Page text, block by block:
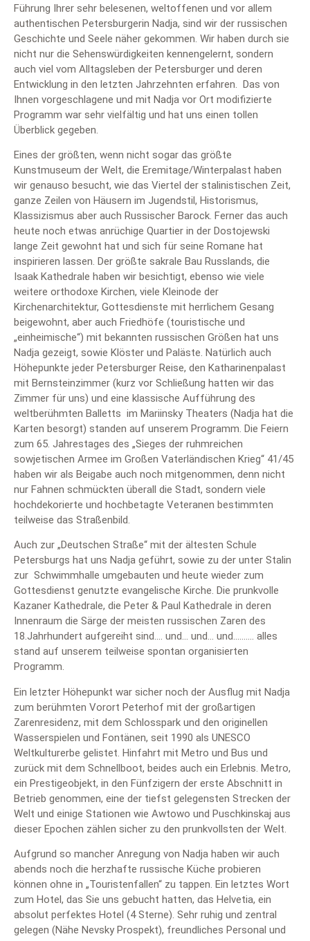
Führung Ihrer sehr belesenen, weltoffenen und vor allem
authentischen Petersburgerin Nadja, sind wir der russischen
Geschichte und Seele näher gekommen. Wir haben durch sie
nicht nur die Sehenswürdigkeiten kennengelernt, sondern
auch viel vom Alltagsleben der Petersburger und deren
Entwicklung in den letzten Jahrzehnten erfahren. Das von
Ihnen vorgeschlagene und mit Nadja vor Ort modifizierte
Programm war sehr vielfältig und hat uns einen tollen
Überblick gegeben.
Eines der größten, wenn nicht sogar das größte
Kunstmuseum der Welt, die Eremitage/Winterpalast haben
wir genauso besucht, wie das Viertel der stalinistischen Zeit,
ganze Zeilen von Häusern im Jugendstil, Historismus,
Klassizismus aber auch Russischer Barock. Ferner das auch
heute noch etwas anrüchige Quartier in der Dostojewski
lange Zeit gewohnt hat und sich für seine Romane hat
inspirieren lassen. Der größte sakrale Bau Russlands, die
Isaak Kathedrale haben wir besichtigt, ebenso wie viele
weitere orthodoxe Kirchen, viele Kleinode der
Kirchenarchitektur, Gottesdienste mit herrlichem Gesang
beigewohnt, aber auch Friedhöfe (touristische und
„einheimische“) mit bekannten russischen Größen hat uns
Nadja gezeigt, sowie Klöster und Paläste. Natürlich auch
Höhepunkte jeder Petersburger Reise, den Katharinenpalast
mit Bernsteinzimmer (kurz vor Schließung hatten wir das
Zimmer für uns) und eine klassische Aufführung des
weltberühmten Balletts im Mariinsky Theaters (Nadja hat die
Karten besorgt) standen auf unserem Programm. Die Feiern
zum 65. Jahrestages des „Sieges der ruhmreichen
sowjetischen Armee im Großen Vaterländischen Krieg“ 41/45
haben wir als Beigabe auch noch mitgenommen, denn nicht
nur Fahnen schmückten überall die Stadt, sondern viele
hochdekorierte und hochbetagte Veteranen bestimmten
teilweise das Straßenbild.
Auch zur „Deutschen Straße“ mit der ältesten Schule
Petersburgs hat uns Nadja geführt, sowie zu der unter Stalin
zur Schwimmhalle umgebauten und heute wieder zum
Gottesdienst genutzte evangelische Kirche. Die prunkvolle
Kazaner Kathedrale, die Peter & Paul Kathedrale in deren
Innenraum die Särge der meisten russischen Zaren des
18.Jahrhundert aufgereiht sind…. und… und… und………. alles
stand auf unserem teilweise spontan organisierten
Programm.
Ein letzter Höhepunkt war sicher noch der Ausflug mit Nadja
zum berühmten Vorort Peterhof mit der großartigen
Zarenresidenz, mit dem Schlosspark und den originellen
Wasserspielen und Fontänen, seit 1990 als UNESCO
Weltkulturerbe gelistet. Hinfahrt mit Metro und Bus und
zurück mit dem Schnellboot, beides auch ein Erlebnis. Metro,
ein Prestigeobjekt, in den Fünfzigern der erste Abschnitt in
Betrieb genommen, eine der tiefst gelegensten Strecken der
Welt und einige Stationen wie Awtowo und Puschkinskaj aus
dieser Epochen zählen sicher zu den prunkvollsten der Welt.
Aufgrund so mancher Anregung von Nadja haben wir auch
abends noch die herzhafte russische Küche probieren
können ohne in „Touristenfallen“ zu tappen. Ein letztes Wort
zum Hotel, das Sie uns gebucht hatten, das Helvetia, ein
absolut perfektes Hotel (4 Sterne). Sehr ruhig und zentral
gelegen (Nähe Nevsky Prospekt), freundliches Personal und